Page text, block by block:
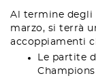
Al termine degli
marzo, si terrà
accoppiamenti
Le partite